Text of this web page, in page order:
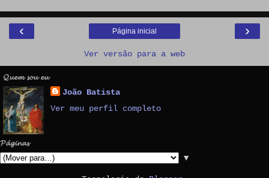
‹ ›
Página inicial
Ver versão para a web
𝓠𝓾𝓮𝓶 𝓼𝓸𝓾 𝓮𝓾
João Batista
Ver meu perfil completo
𝓟𝓪́𝓰𝓲𝓷𝓪𝓼
▼